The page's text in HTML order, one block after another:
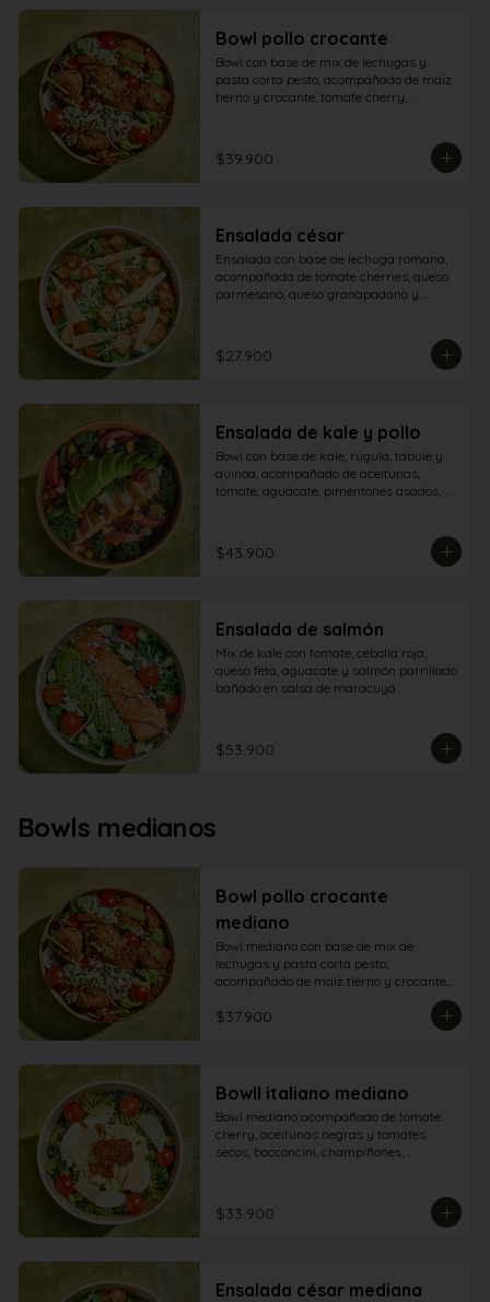
Bowl pollo crocante
Bowl con base de mix de lechugas y
pasta corta pesto, acompañado de maíz
tierno y crocante, tomate cherry,
pesto
$39.900
Ensalada césar
Ensalada con base de lechuga romana,
acompañada de tomate cherries, queso
parmesano, queso granapadano y
$27.900
Ensalada de kale y pollo
Bowl con base de kale, rúgula, tabule y
quinoa, acompañado de aceitunas,
tomate, aguacate, pimentones asados,
$43.900
Ensalada de salmón
Mix de kale con tomate, cebolla roja,
queso feta, aguacate y salmón parrillado
bañado en salsa de maracuyá.
$53.900
Bowls medianos
Bowl pollo crocante
mediano
Bowl mediano con base de mix de
lechugas y pasta corta pesto,
acompañado de maíz tierno y crocante,
parmesano, tomate secos, aguacate y y
$37.900
BowlI italiano mediano
Bowl mediano acompañado de tomate
cherry, aceitunas negras y tomates
secos, bocconcini, champiñones,
$33.900
Ensalada césar mediana